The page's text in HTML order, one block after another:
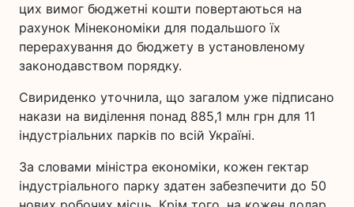
цих вимог бюджетні кошти повертаються на
рахунок Мінекономіки для подальшого їх
перерахування до бюджету в установленому
законодавством порядку.
Свириденко уточнила, що загалом уже підписано
накази на виділення понад 885,1 млн грн для 11
індустріальних парків по всій Україні.
За словами міністра економіки, кожен гектар
індустріального парку здатен забезпечити до 50